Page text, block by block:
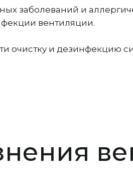
заболеваний и
вентиляции.
очистку и дезинфекцию